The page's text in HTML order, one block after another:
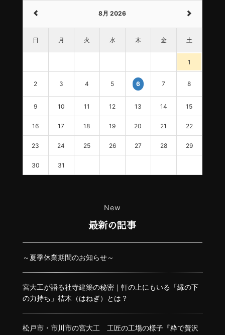
8月 2026
日 月 火 水 木 金 土
1
2 3 4 5 6 7 8
9 10 11 12 13 14 15
16 17 18 19 20 21 22
23 24 25 26 27 28 29
30 31
New
最新の記事
～夏季休業期間のお知らせ～
宮大工が語る社寺建築の秘密｜軒の上にもいる「縁の下
の力持ち」桔木（はねぎ）とは？
松戸市・市川市の宮大工 工匠の工場の様子『粋で贅沢